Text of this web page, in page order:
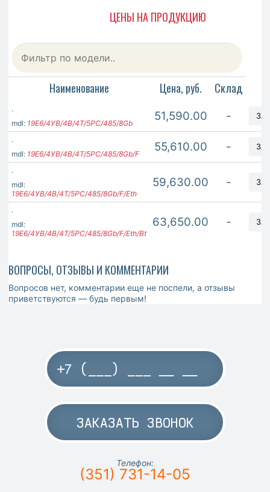
ЦЕНЫ НА ПРОДУКЦИЮ
Наименование Цена, руб. Склад
.
mdl: 19Е6/4УB/4В/4Т/5РС/485/8Gb 51,590.00 -
.
mdl: 19Е6/4УB/4В/4Т/5РС/485/8Gb/F 55,610.00 -
.
mdl:
19Е6/4УB/4В/4Т/5РС/485/8Gb/F/Eth
59,630.00 -
.
mdl:
19Е6/4УB/4В/4Т/5РС/485/8Gb/F/Eth/Bt
63,650.00 -
ВОПРОСЫ, ОТЗЫВЫ И КОММЕНТАРИИ
Вопросов нет, комментарии еще не поспели, а отзывы
приветствуются — будь первым!
ЗАКАЗАТЬ ЗВОНОК
Телефон:
(351) 731-14-05